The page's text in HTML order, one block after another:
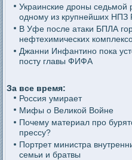
Украинские дроны седьмой
одному из крупнейших НПЗ
В Уфе после атаки БПЛА
нефтехимических
Джанни Инфантино пока
посту главы ФИФА
За все время:
Россия умирает
Мифы о Великой Войне
Почему материал про
прессу?
Портрет министра
семьи и братвы